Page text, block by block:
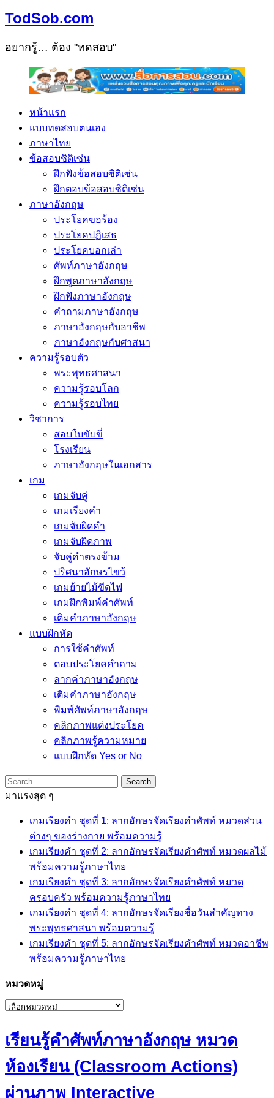
TodSob.com
อยากรู้… ต้อง "ทดสอบ"
หน้าแรก
แบบทดสอบตนเอง
ภาษาไทย
ข้อสอบซิติเซ่น
ฝึกฟังข้อสอบซิติเซ่น
ฝึกตอบข้อสอบซิติเซ่น
ภาษาอังกฤษ
ประโยคขอร้อง
ประโยคปฏิเสธ
ประโยคบอกเล่า
ศัพท์ภาษาอังกฤษ
ฝึกพูดภาษาอังกฤษ
ฝึกฟังภาษาอังกฤษ
คำถามภาษาอังกฤษ
ภาษาอังกฤษกับอาชีพ
ภาษาอังกฤษกับศาสนา
ความรู้รอบตัว
พระพุทธศาสนา
ความรู้รอบโลก
ความรู้รอบไทย
วิชาการ
สอบใบขับขี่
โรงเรียน
ภาษาอังกฤษในเอกสาร
เกม
เกมจับคู่
เกมเรียงคำ
เกมจับผิดคำ
เกมจับผิดภาพ
จับคู่คำตรงข้าม
ปริศนาอักษรไขว้
เกมย้ายไม้ขีดไฟ
เกมฝึกพิมพ์คำศัพท์
เติมคำภาษาอังกฤษ
แบบฝึกหัด
การใช้คำศัพท์
ตอบประโยคคำถาม
ลากคำภาษาอังกฤษ
เติมคำภาษาอังกฤษ
พิมพ์ศัพท์ภาษาอังกฤษ
คลิกภาพแต่งประโยค
คลิกภาพรู้ความหมาย
แบบฝึกหัด Yes or No
Search
for:
มาแรงสุด ๆ
เกมเรียงคำ ชุดที่ 1: ลากอักษรจัดเรียงคำศัพท์ หมวดส่วน
ต่างๆ ของร่างกาย พร้อมความรู้
เกมเรียงคำ ชุดที่ 2: ลากอักษรจัดเรียงคำศัพท์ หมวดผลไม้
พร้อมความรู้ภาษาไทย
เกมเรียงคำ ชุดที่ 3: ลากอักษรจัดเรียงคำศัพท์ หมวด
ครอบครัว พร้อมความรู้ภาษาไทย
เกมเรียงคำ ชุดที่ 4: ลากอักษรจัดเรียงชื่อวันสำคัญทาง
พระพุทธศาสนา พร้อมความรู้
เกมเรียงคำ ชุดที่ 5: ลากอักษรจัดเรียงคำศัพท์ หมวดอาชีพ
พร้อมความรู้ภาษาไทย
หมวดหมู่
หมวด
เรียนรู้คำศัพท์ภาษาอังกฤษ หมวด
ห้องเรียน (Classroom Actions)
ผ่านภาพ Interactive